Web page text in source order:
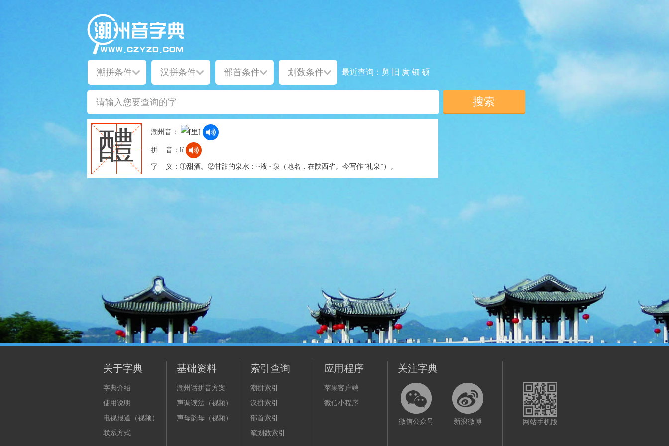
最近查询： 舅 旧 庹 钿 硕
醴 潮州音：
拼 音： lǐ
字 义： ①甜酒。②甘甜的泉水：~液|~泉（地名，在陕西省。今写作“礼泉”）。
关于字典
字典介绍
使用说明
电视报道（视频）
联系方式
基础资料
潮州话拼音方案
声调读法（视频）
声母韵母（视频）
索引查询
潮拼索引
汉拼索引
部首索引
笔划数索引
应用程序
苹果客户端
微信小程序
关注字典
微信公众号 新浪微博 网站手机版